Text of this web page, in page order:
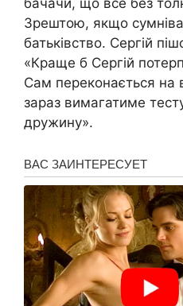
бачачи, що все без
Зрештою, якщо
батьківство. Сергій
«Краще б Сергій
Сам переконається на
зараз вимагатиме
дружину».